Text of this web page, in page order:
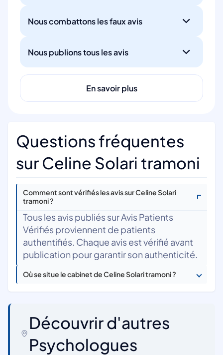
Nous combattons les faux avis
Nous publions tous les avis
En savoir plus
Questions fréquentes
sur Celine Solari tramoni
Comment sont vérifiés les avis sur Celine Solari
tramoni ?
Tous les avis publiés sur Avis Patients
Vérifiés proviennent de patients
authentifiés. Chaque avis est vérifié avant
publication pour garantir son authenticité.
Où se situe le cabinet de Celine Solari tramoni ?
Découvrir d'autres
Psychologues